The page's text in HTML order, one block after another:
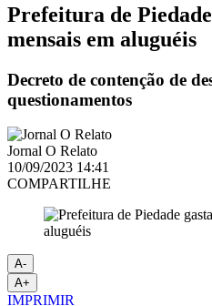
Prefeitura de
mensais em aluguéis
Decreto de contenção de
questionamentos
Jornal O Relato
10/09/2023 14:41
COMPARTILHE
A-
A+
IMPRIMIR